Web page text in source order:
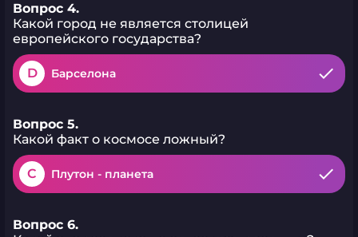
Вопрос 4.
Какой город не является столицей
европейского государства?
D Барселона
Вопрос 5.
Какой факт о космосе ложный?
C Плутон - планета
Вопрос 6.